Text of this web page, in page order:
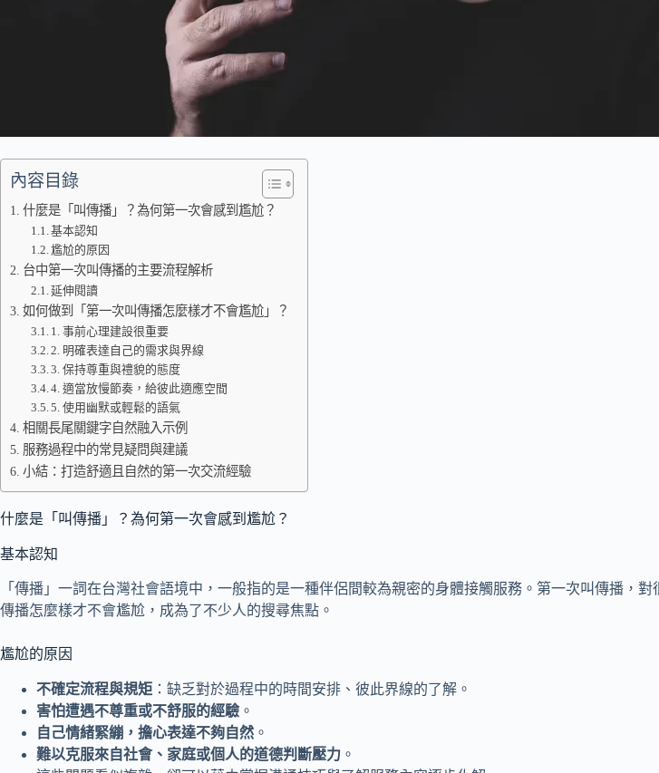
內容目錄
什麼是「叫傳播」？為何第一次會感到尷尬？
基本認知
尷尬的原因
台中第一次叫傳播的主要流程解析
延伸閱讀
如何做到「第一次叫傳播怎麼樣才不會尷尬」？
1. 事前心理建設很重要
2. 明確表達自己的需求與界線
3. 保持尊重與禮貌的態度
4. 適當放慢節奏，給彼此適應空間
5. 使用幽默或輕鬆的語氣
相關長尾關鍵字自然融入示例
服務過程中的常見疑問與建議
小結：打造舒適且自然的第一次交流經驗
什麼是「叫傳播」？為何第一次會感到尷尬？
基本認知
「傳播」一詞在台灣社會語境中，一般指的是一種伴侶間較為親密的身體接觸服務。第一次叫傳播，
傳播怎麼樣才不會尷尬，成為了不少人的搜尋焦點。
尷尬的原因
不確定流程與規矩 ：缺乏對於過程中的時間安排、彼此界線的了解。
害怕遭遇不尊重或不舒服的經驗 。
自己情緒緊繃，擔心表達不夠自然 。
難以克服來自社會、家庭或個人的道德判斷壓力 。